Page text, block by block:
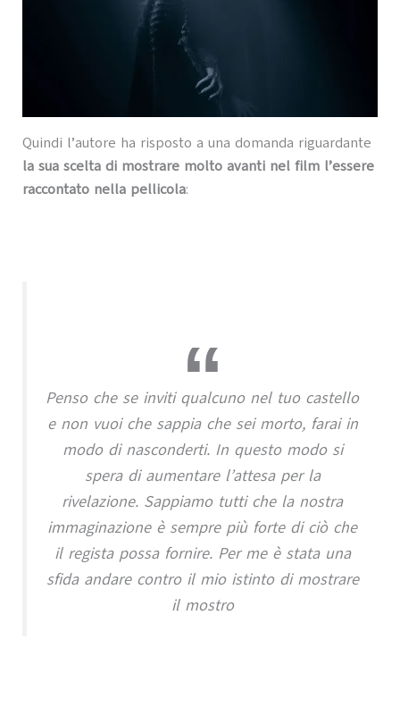
Quindi l’autore ha risposto a una domanda riguardante
la sua scelta di mostrare molto avanti nel film l’essere
raccontato nella pellicola:
Penso che se inviti qualcuno nel tuo castello
e non vuoi che sappia che sei morto, farai in
modo di nasconderti. In questo modo si
spera di aumentare l’attesa per la
rivelazione. Sappiamo tutti che la nostra
immaginazione è sempre più forte di ciò che
il regista possa fornire. Per me è stata una
sfida andare contro il mio istinto di mostrare
il mostro